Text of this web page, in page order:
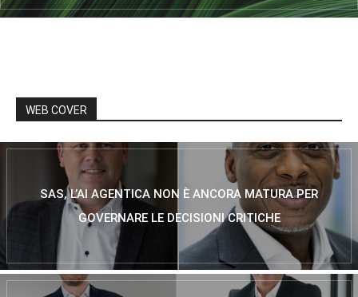
WEB COVER
SAS, L’AI AGENTICA NON È ANCORA MATURA PER
GOVERNARE LE DECISIONI CRITICHE